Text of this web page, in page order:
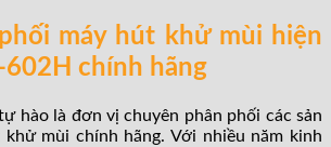
máy hút khử mùi hiện
602H chính hãng
hào là đơn vị chuyên phân phối các sản
khử mùi chính hãng. Với nhiều năm kinh